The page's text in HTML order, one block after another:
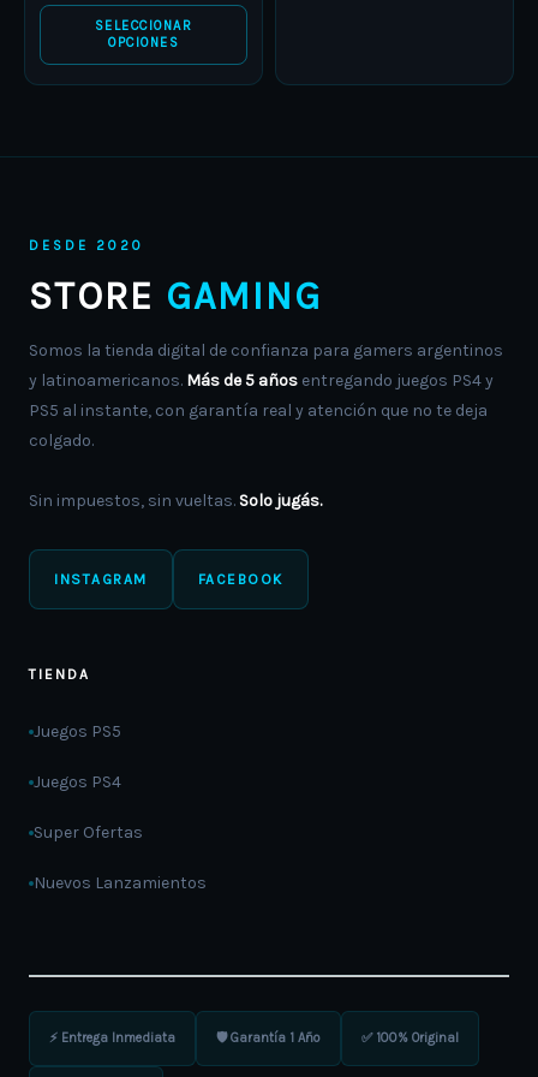
SELECCIONAR
OPCIONES
DESDE 2020
STORE GAMING
Somos la tienda digital de confianza para gamers argentinos
y latinoamericanos. Más de 5 años entregando juegos PS4 y
PS5 al instante, con garantía real y atención que no te deja
colgado.
Sin impuestos, sin vueltas. Solo jugás.
INSTAGRAM FACEBOOK
TIENDA
Juegos PS5
Juegos PS4
Super Ofertas
Nuevos Lanzamientos
⚡ Entrega Inmediata 🛡️ Garantía 1 Año ✅ 100% Original